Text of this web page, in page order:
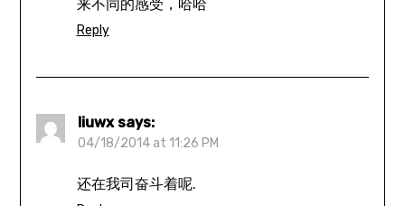
来不同的感受，哈哈
Reply
liuwx says:
04/18/2014 at 11:26 PM
还在我司奋斗着呢.